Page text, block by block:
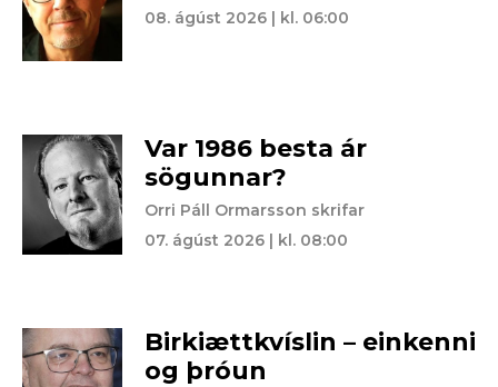
08. ágúst 2026 | kl. 06:00
Var 1986 besta ár
sögunnar?
Orri Páll Ormarsson skrifar
07. ágúst 2026 | kl. 08:00
Birkiættkvíslin – einkenni
og þróun